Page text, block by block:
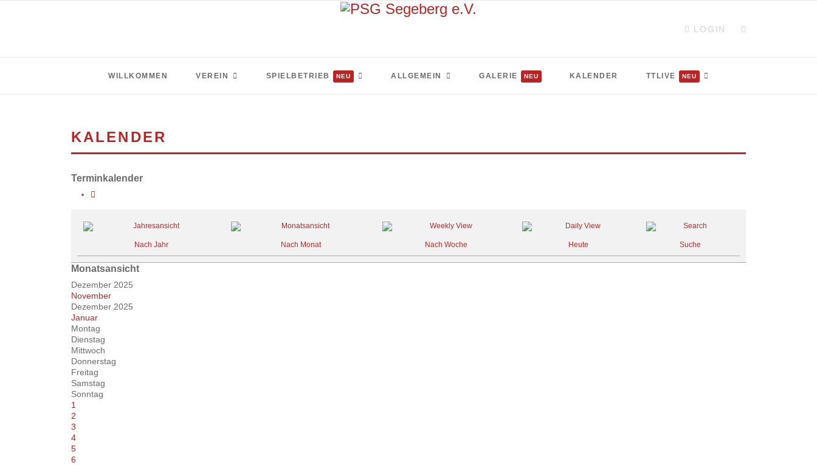
LOGIN
WILLKOMMEN VEREIN SPIELBETRIEB NEU ALLGEMEIN GALERIE NEU KALENDER TTLIVE NEU
KALENDER
Terminkalender
Nach Jahr Nach Monat Nach Woche Heute Suche
Monatsansicht
Dezember 2025
November
Dezember 2025
Januar
Montag
Dienstag
Mittwoch
Donnerstag
Freitag
Samstag
Sonntag
1
2
3
4
5
6